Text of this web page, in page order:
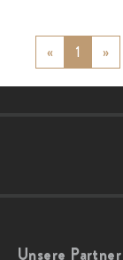
« Previous
1 »
Unsere Partner